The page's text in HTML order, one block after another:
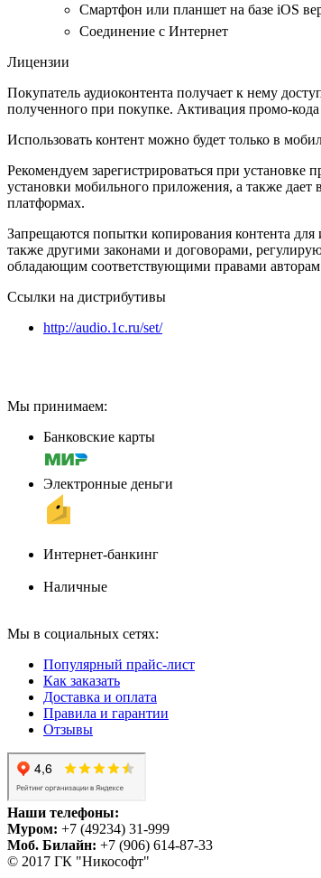
Смартфон или планшет на базе iOS
Соединение с Интернет
Лицензии
Покупатель аудиоконтента получает к нему
полученного при покупке. Активация промо-
Использовать контент можно будет только в
Рекомендуем зарегистрироваться при установке
установки мобильного приложения, а также
платформах.
Запрещаются попытки копирования контента
также другими законами и договорами,
обладающим соответствующими правами
Ссылки на дистрибутивы
http://audio.1c.ru/set/
Мы принимаем:
Банковские карты
Электронные деньги
Интернет-банкинг
Наличные
Мы в социальных сетях:
Популярный прайс-лист
Как заказать
Доставка и оплата
Правила и гарантии
Отзывы
Наши телефоны:
Муром: +7 (49234) 31-999
Моб. Билайн: +7 (906) 614-87-33
© 2017 ГК "Никософт"